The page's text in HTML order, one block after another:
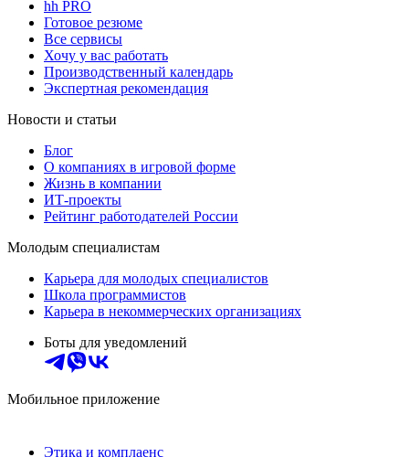
hh PRO
Готовое резюме
Все сервисы
Хочу у вас работать
Производственный календарь
Экспертная рекомендация
Новости и статьи
Блог
О компаниях в игровой форме
Жизнь в компании
ИТ-проекты
Рейтинг работодателей России
Молодым специалистам
Карьера для молодых специалистов
Школа программистов
Карьера в некоммерческих организациях
Боты для уведомлений
Мобильное приложение
Этика и комплаенс